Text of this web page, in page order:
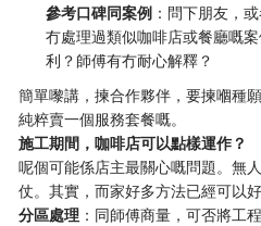
參考口碑同案例 ：問下朋友，
冇處理過類似咖啡店或餐廳嘅
利？師傅有冇耐心解釋？
簡單嚟講，揀合作夥伴，要揀嗰種
純粹賣一個服務套餐嘅。
施工期間，咖啡店可以點樣運作？
呢個可能係店主最關心嘅問題。無
仗。其實，而家好多方法已經可以好
分區處理 ：同師傅商量，可否將工